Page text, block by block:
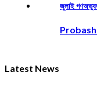
জুলাই
Latest News